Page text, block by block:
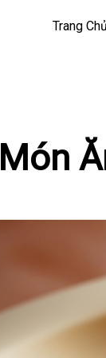
Trang Chủ
Món